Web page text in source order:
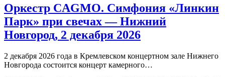
Оркестр CAGMO. Симфония «Линкин
Парк» при свечах — Нижний
Новгород, 2 декабря 2026
2 декабря 2026 года в Кремлевском концертном зале Нижнего
Новгорода состоится концерт камерного…